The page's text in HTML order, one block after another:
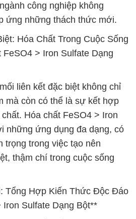
công nghiệp không
ứng những thách thức mới.
Hóa Chất Trong Cuộc Sống
> Iron Sulfate Dạng
liên kết đặc biệt không chỉ
mà còn có thể là sự kết hợp
Hóa chất FeSO4 > Iron
những ứng dụng đa dạng, có
trọng trong việc tạo nên
thậm chí trong cuộc sống
Tổng Hợp Kiến Thức Độc Đáo
Sulfate Dạng Bột**